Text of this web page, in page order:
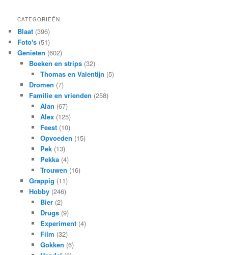
CATEGORIEËN
Blaat (396)
Foto's (51)
Genieten (602)
Boeken en strips(32)
Thomas en Valentijn (5)
Dromen (7)
Familie en vrienden (258)
Alan (67)
Alex (125)
Feest (10)
Opvoeden (15)
Pek (13)
Pekka (4)
Trouwen (16)
Grappig (11)
Hobby(246)
Bier (2)
Drugs (9)
Experiment (4)
Film (32)
Gokken (6)